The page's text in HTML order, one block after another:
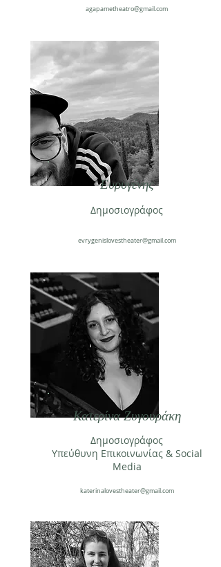
agapametheatro@gmail.com
Ευρυγένης
Δημοσιογράφος
evrygenislovestheater@gmail.com
Κατερίνα Ζυγουράκη
Δημοσιογράφος
Υπεύθυνη Επικοινωνίας & Social
Media
katerinalovestheater@gmail.com